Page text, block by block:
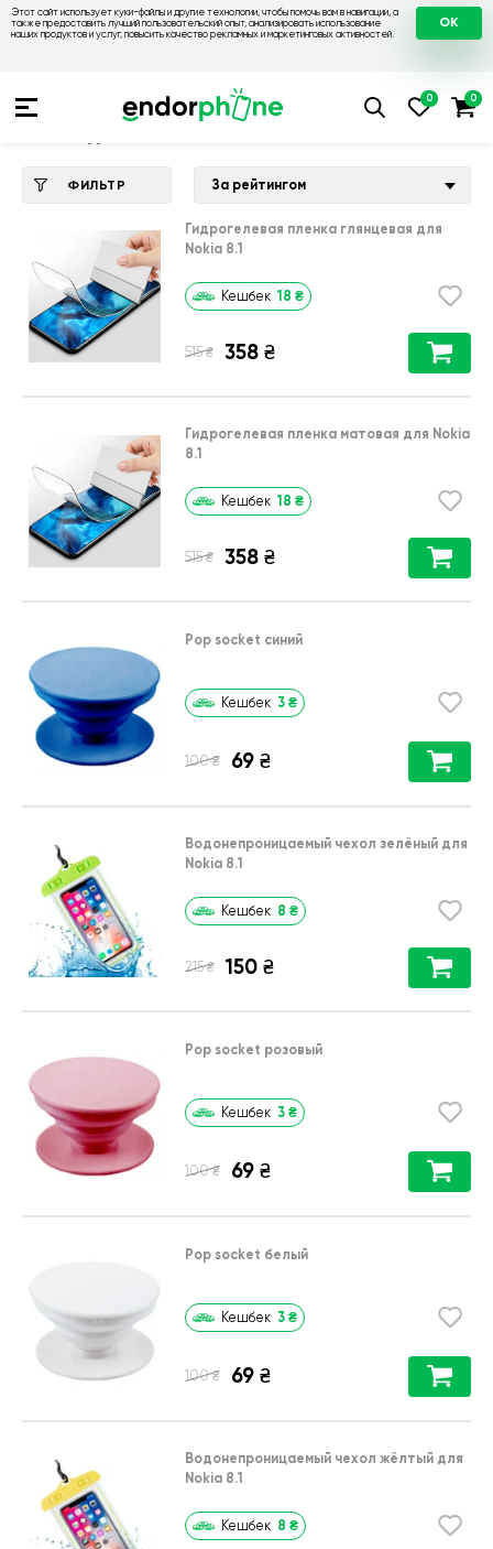
Этот сайт использует куки-файлы и другие технологии, чтобы помочь вам в навигации, а
также предоставить лучший пользовательский опыт, анализировать использование
наших продуктов и услуг, повысить качество рекламных и маркетинговых активностей.
OK
💙 Чехлы на Nokia 💛 Чехол для Nokia 8.1
ФИЛЬТР За рейтингом
Гидрогелевая пленка глянцевая для
Nokia 8.1
Кешбек 18 ₴
515 ₴ 358 ₴
Гидрогелевая пленка матовая для Nokia
8.1
Кешбек 18 ₴
515 ₴ 358 ₴
Pop socket синий
Кешбек 3 ₴
100 ₴ 69 ₴
Водонепроницаемый чехол зелёный для
Nokia 8.1
Кешбек 8 ₴
215 ₴ 150 ₴
Pop socket розовый
Кешбек 3 ₴
100 ₴ 69 ₴
Pop socket белый
Кешбек 3 ₴
100 ₴ 69 ₴
Водонепроницаемый чехол жёлтый для
Nokia 8.1
Кешбек 8 ₴